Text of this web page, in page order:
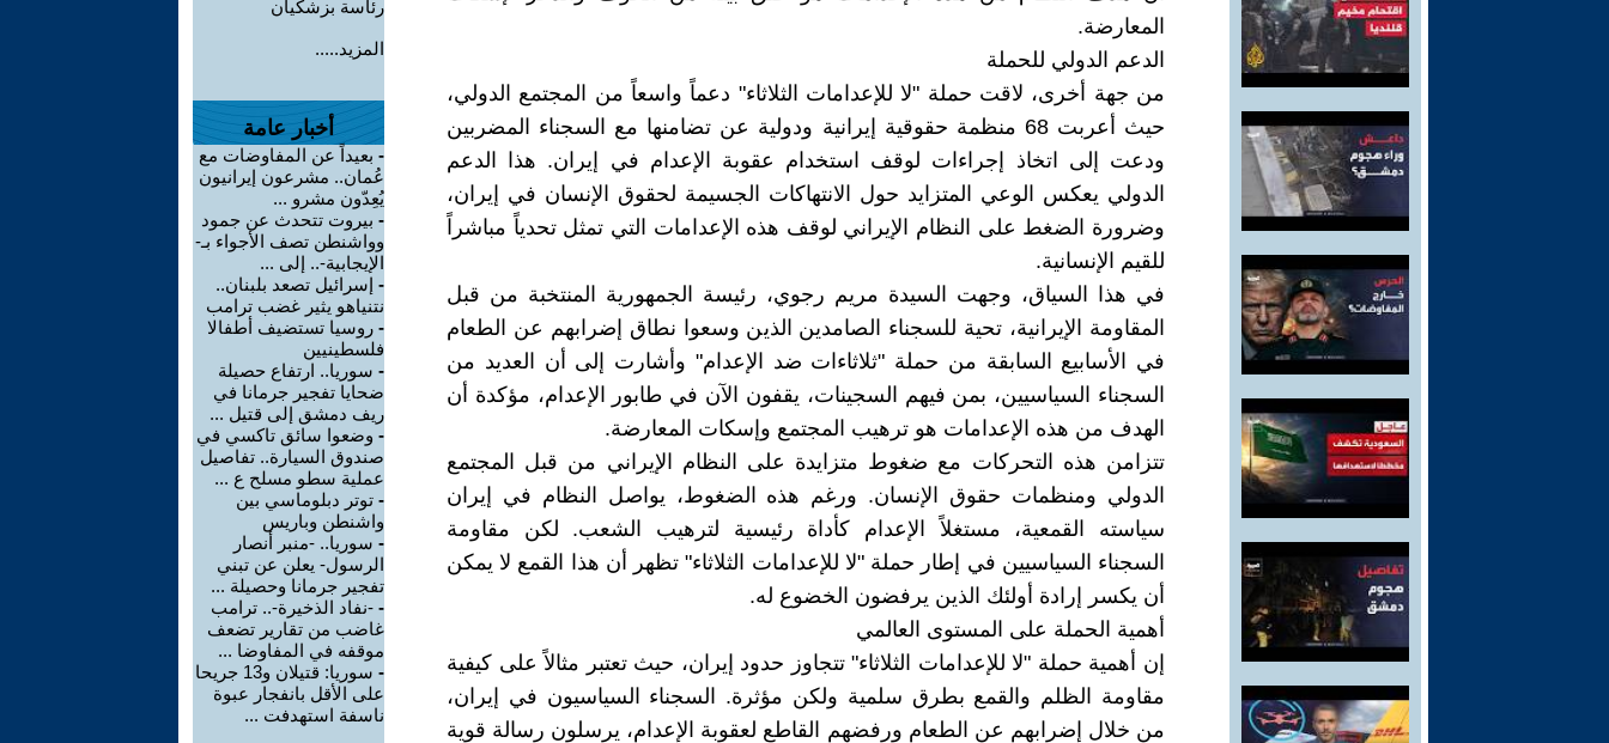
المعارضة.
الدعم الدولي للحملة
من جهة أخرى، لاقت حملة "لا للإعدامات الثلاثاء" دعماً واسعاً من المجتمع الدولي،
حيث أعربت 68 منظمة حقوقية إيرانية ودولية عن تضامنها مع السجناء المضربين
ودعت إلى اتخاذ إجراءات لوقف استخدام عقوبة الإعدام في إيران. هذا الدعم
الدولي يعكس الوعي المتزايد حول الانتهاكات الجسيمة لحقوق الإنسان في إيران،
وضرورة الضغط على النظام الإيراني لوقف هذه الإعدامات التي تمثل تحدياً مباشراً
للقيم الإنسانية.
في هذا السياق، وجهت السيدة مريم رجوي، رئيسة الجمهورية المنتخبة من قبل
المقاومة الإيرانية، تحية للسجناء الصامدين الذين وسعوا نطاق إضرابهم عن الطعام
في الأسابيع السابقة من حملة "ثلاثاءات ضد الإعدام" وأشارت إلى أن العديد من
السجناء السياسيين، بمن فيهم السجينات، يقفون الآن في طابور الإعدام، مؤكدة أن
الهدف من هذه الإعدامات هو ترهيب المجتمع وإسكات المعارضة.
تتزامن هذه التحركات مع ضغوط متزايدة على النظام الإيراني من قبل المجتمع
الدولي ومنظمات حقوق الإنسان. ورغم هذه الضغوط، يواصل النظام في إيران
سياسته القمعية، مستغلاً الإعدام كأداة رئيسية لترهيب الشعب. لكن مقاومة
السجناء السياسيين في إطار حملة "لا للإعدامات الثلاثاء" تظهر أن هذا القمع لا يمكن
أن يكسر إرادة أولئك الذين يرفضون الخضوع له.
أهمية الحملة على المستوى العالمي
إن أهمية حملة "لا للإعدامات الثلاثاء" تتجاوز حدود إيران، حيث تعتبر مثالاً على كيفية
مقاومة الظلم والقمع بطرق سلمية ولكن مؤثرة. السجناء السياسيون في إيران،
من خلال إضرابهم عن الطعام ورفضهم القاطع لعقوبة الإعدام، يرسلون رسالة قوية
رئاسة بزشكيان
المزيد.....
أخبار عامة
- بعيداً عن المفاوضات مع
عُمان.. مشرعون إيرانيون
يُعِدّون مشرو ...
- بيروت تتحدث عن جمود
وواشنطن تصف الأجواء بـ-
الإيجابية-.. إلى ...
- إسرائيل تصعد بلبنان..
نتنياهو يثير غضب ترامب
- روسيا تستضيف أطفالا
فلسطينيين
- سوريا.. ارتفاع حصيلة
ضحايا تفجير جرمانا في
ريف دمشق إلى قتيل ...
- وضعوا سائق تاكسي في
صندوق السيارة.. تفاصيل
عملية سطو مسلح ع ...
- توتر دبلوماسي بين
واشنطن وباريس
- سوريا.. -منبر أنصار
الرسول- يعلن عن تبني
تفجير جرمانا وحصيلة ...
- -نفاد الذخيرة-.. ترامب
غاضب من تقارير تضعف
موقفه في المفاوضا ...
-
سوريا: قتيلان و13 جريحا
على الأقل بانفجار عبوة
ناسفة استهدفت ...